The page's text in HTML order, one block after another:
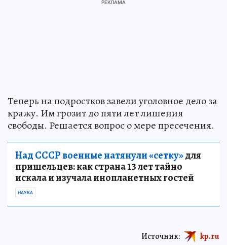
Теперь на подростков завели уголовное дело за
кражу. Им грозит до пяти лет лишения
свободы. Решается вопрос о мере пресечения.
Над СССР военные натянули «сетку»для
пришельцев: как страна 13 лет тайно
искала и изучала инопланетных гостей
НАУКА
Источник: kp.ru